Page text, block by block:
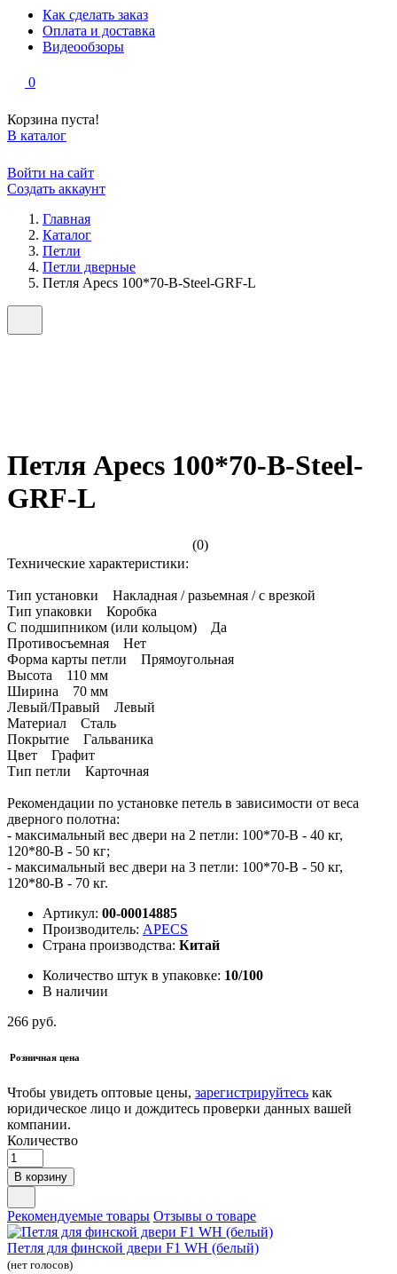
Как сделать заказ
Оплата и доставка
Видеообзоры
0
Корзина пуста!
В каталог
Войти на сайт
Создать аккаунт
Главная
Каталог
Петли
Петли дверные
Петля Apecs 100*70-B-Steel-GRF-L
Петля Apecs 100*70-B-Steel-
GRF-L
(0)
Технические характеристики:
Тип установки Накладная / разьемная / с врезкой
Тип упаковки Коробка
С подшипником (или кольцом) Да
Противосъемная Нет
Форма карты петли Прямоугольная
Высота 110 мм
Ширина 70 мм
Левый/Правый Левый
Материал Сталь
Покрытие Гальваника
Цвет Графит
Тип петли Карточная
Рекомендации по установке петель в зависимости от веса
дверного полотна:
- максимальный вес двери на 2 петли: 100*70-B - 40 кг,
120*80-B - 50 кг;
- максимальный вес двери на 3 петли: 100*70-B - 50 кг,
120*80-B - 70 кг.
Артикул: 00-00014885
Производитель: APECS
Страна производства: Китай
Количество штук в упаковке: 10/100
В наличии
266 руб.
Розничная цена
Чтобы увидеть оптовые цены, зарегистрируйтесь как
юридическое лицо и дождитесь проверки данных вашей
компании.
Количество
В корзину
Рекомендуемые товары Отзывы о товаре
Петля для финской двери F1 WH (белый)
(нет голосов)